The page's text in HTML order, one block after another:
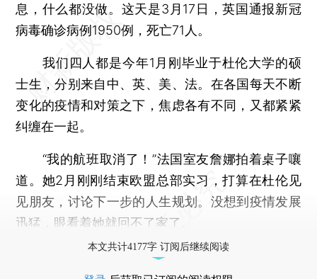
息，什么都没做。这天是3月17日，英国通报新冠
病毒确诊病例1950例，死亡71人。
我们四人都是今年1月刚毕业于杜伦大学的硕
士生，分别来自中、英、美、法。在各国每天不断
变化的疫情和对策之下，焦虑各有不同，又都紧紧
纠缠在一起。
“我的航班取消了！”法国室友詹娜拍着桌子嚷
道。她2月刚刚结束欧盟总部实习，打算在杜伦见
见朋友，讨论下一步的人生规划。没想到疫情发展
迅猛，眼看着她就回不了家了。
本文共计4177字 订阅后继续阅读